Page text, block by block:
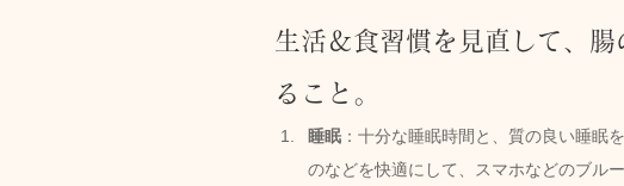
生活＆食習慣を見直して、
ること。
睡眠 ：十分な睡眠時間と、 質の良い睡眠
のなどを快適にして、 スマホなどのブル